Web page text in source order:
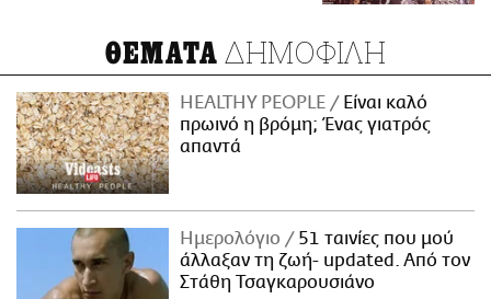
ΘΕΜΑΤΑ ΔΗΜΟΦΙΛΗ
HEALTHY PEOPLE
Είναι καλό
πρωινό η βρόμη; Ένας γιατρός
απαντά
Ημερολόγιο
51 ταινίες που μού
άλλαξαν τη ζωή- updated. Aπό τον
Στάθη Τσαγκαρουσιάνο